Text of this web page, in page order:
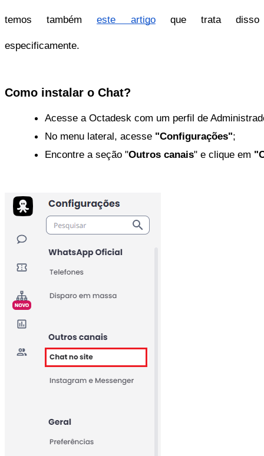
temos tambémeste artigoque trata disso
especificamente.
Como instalar o Chat?
Acesse a Octadesk com um perfil de
No menu lateral, acesse "Configurações";
Encontre a seção "Outros canais" e clique em